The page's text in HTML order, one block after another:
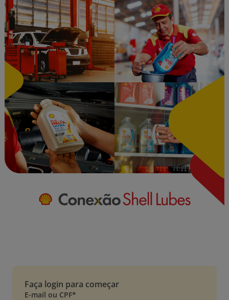
Faça login para começar
E-mail ou CPF*